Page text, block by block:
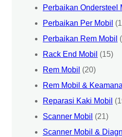
Perbaikan Ondersteel
Perbaikan Per Mobil
Perbaikan Rem Mobil
Rack End Mobil (15)
Rem Mobil (20)
Rem Mobil &
Reparasi Kaki Mobil
Scanner Mobil (21)
Scanner Mobil &